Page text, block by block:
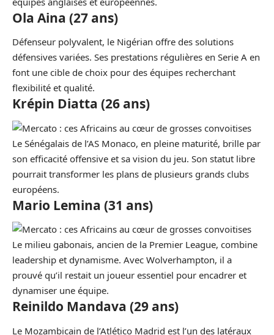
Ola Aina (27 ans)
Défenseur polyvalent, le Nigérian offre des solutions
défensives variées. Ses prestations régulières en Serie A en
font une cible de choix pour des équipes recherchant
flexibilité et qualité.
Krépin Diatta (26 ans)
Le Sénégalais de l’AS Monaco, en pleine maturité, brille par
son efficacité offensive et sa vision du jeu. Son statut libre
pourrait transformer les plans de plusieurs grands clubs
européens.
Mario Lemina (31 ans)
Le milieu gabonais, ancien de la Premier League, combine
leadership et dynamisme. Avec Wolverhampton, il a
prouvé qu’il restait un joueur essentiel pour encadrer et
dynamiser une équipe.
Reinildo Mandava (29 ans)
Le Mozambicain de l’Atlético Madrid est l’un des latéraux